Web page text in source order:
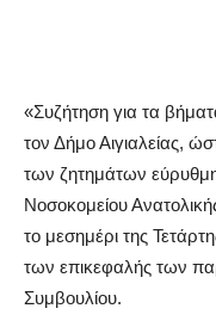
«Συζήτηση για τα
τον Δήμο Αιγιαλείας,
των ζητημάτων
Νοσοκομείου
το μεσημέρι της
των επικεφαλής των
Συμβουλίου.